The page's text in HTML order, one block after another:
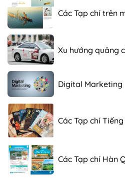
Các Tạp chí trên
Xu hướng quảng
Digital Marketing
Các Tạp chí
Các Tạp chí Hàn